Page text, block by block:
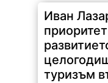
Иван
туризъм